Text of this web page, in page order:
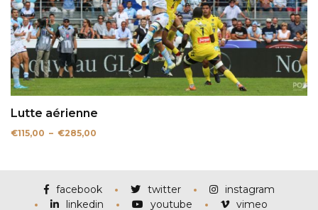
Lutte aérienne
€115,00 – €285,00
€285,00
facebook twitter
instagram
linkedin
youtube vimeo